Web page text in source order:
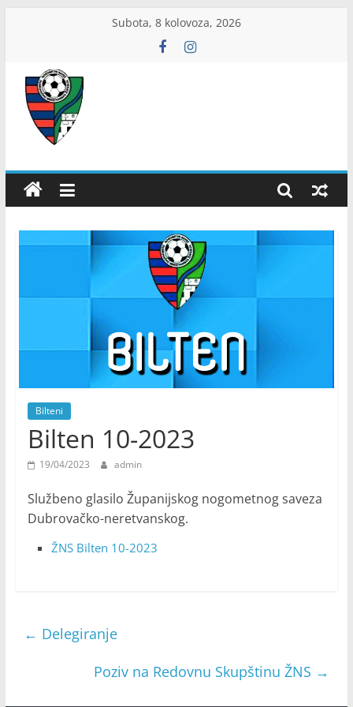
Subota, 8 kolovoza, 2026
ŽNS
Dubrovačko-
neretvanski
Bilteni
Bilten 10-2023
19/04/2023 admin
Službeno glasilo Županijskog nogometnog saveza
Dubrovačko-neretvanskog.
ŽNS Bilten 10-2023
← Delegiranje
Poziv na Redovnu Skupštinu ŽNS →